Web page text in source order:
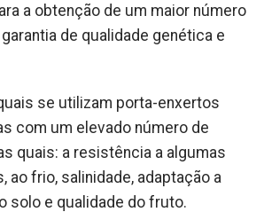
a obtenção de um maior número
de qualidade genética e
se utilizam porta-enxertos
com um elevado número de
quais: a resistência a algumas
ao frio, salinidade, adaptação a
solo e qualidade do fruto.